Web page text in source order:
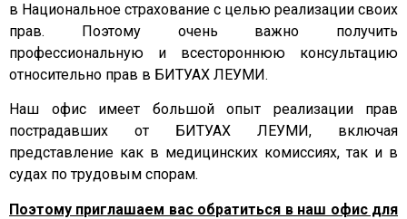
в Национальное страхование с целью реализации своих
прав. Поэтому очень важно получить
профессиональную и всестороннюю консультацию
относительно прав в БИТУАХ ЛЕУМИ.
Наш офис имеет большой опыт реализации прав
пострадавших от БИТУАХ ЛЕУМИ, включая
представление как в медицинских комиссиях, так и в
судах по трудовым спорам.
Поэтому приглашаем вас обратиться в наш офис для